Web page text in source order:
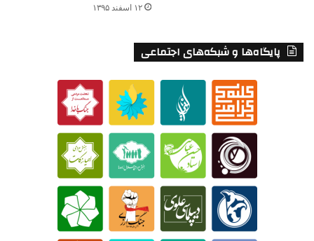
۱۲ اسفند ۱۳۹۵
پایگاه‌ها و شبکه‌های اجتماعی